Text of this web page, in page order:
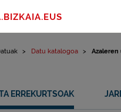
Datu katalogoa Azaleren
ERREKURTSOAK